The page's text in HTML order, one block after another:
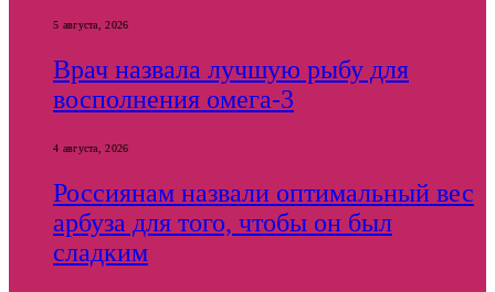
5 августа, 2026
Врач назвала лучшую рыбу для
восполнения омега-3
4 августа, 2026
Россиянам назвали оптимальный вес
арбуза для того, чтобы он был
сладким